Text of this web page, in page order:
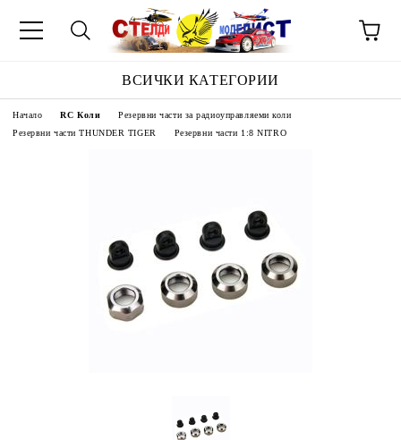
ВСИЧКИ КАТЕГОРИИ
Начало RC Коли
Резервни части за радиоуправляеми коли
Резервни части THUNDER TIGER
Резервни части 1:8 NITRO